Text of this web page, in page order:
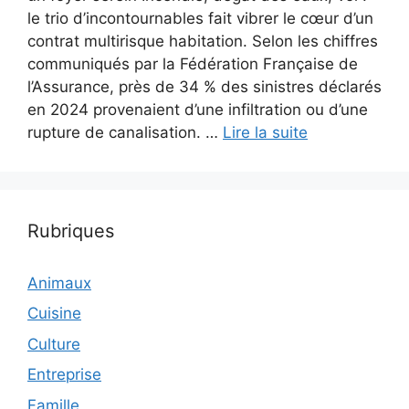
le trio d’incontournables fait vibrer le cœur d’un
contrat multirisque habitation. Selon les chiffres
communiqués par la Fédération Française de
l’Assurance, près de 34 % des sinistres déclarés
en 2024 provenaient d’une infiltration ou d’une
rupture de canalisation. … Lire la suite
Rubriques
Animaux
Cuisine
Culture
Entreprise
Famille